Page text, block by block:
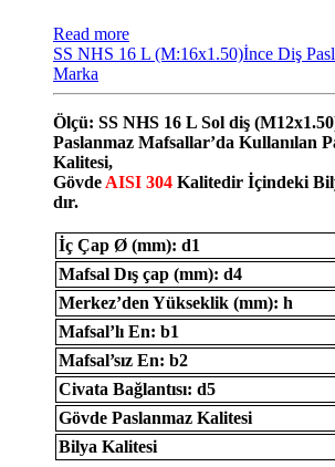
Read more
SS NHS 16 L (M:16x1.50)İnce Diş
Marka
Ölçü: SS NHS 16 L Sol diş
Paslanmaz Mafsallar’da Kullanılan
Kalitesi,
Gövde AISI 304 Kalitedir İçindeki
dır.
İç Çap Ø (mm): d1
Mafsal Dış çap (mm): d4
Merkez’den Yükseklik (mm): h
Mafsal’lı En: b1
Mafsal’sız En: b2
Civata Bağlantısı: d5
Gövde Paslanmaz Kalitesi
Bilya Kalitesi